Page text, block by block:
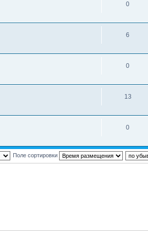
0
6
0
13
0
Поле сортировки